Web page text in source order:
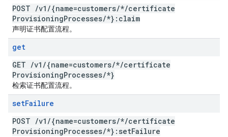
POST /v1 /{name=customers/*/certificate
ProvisioningProcesses/*}:claim
声明证书配置流程。
get
GET /v1 /{name=customers/*/certificate
ProvisioningProcesses/*}
检索证书配置流程。
setFailure
POST /v1 /{name=customers/*/certificate
ProvisioningProcesses/*}:setFailure